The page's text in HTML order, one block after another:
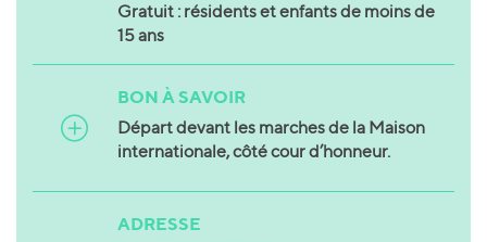
Gratuit : résidents et enfants de moins de
15 ans
BON À SAVOIR
Départ devant les marches de la Maison
internationale, côté cour d’honneur.
ADRESSE